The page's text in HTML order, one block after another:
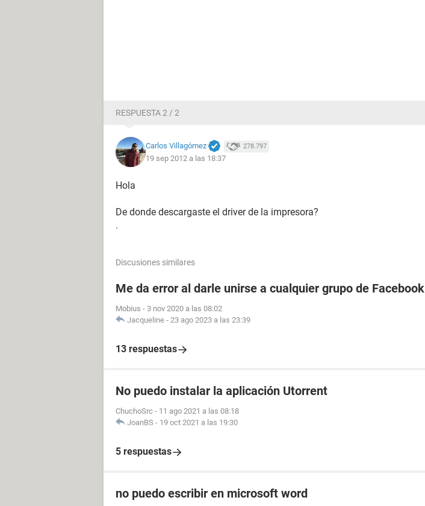
RESPUESTA 2 / 2
Carlos Villagómez 278.797
19 sep 2012 a las 18:37
Hola
De donde descargaste el driver de la impresora?
.
Discusiones similares
Me da error al darle unirse a cualquier grupo de Facebook
Mobius - 3 nov 2020 a las 08:02
Jacqueline - 23 ago 2023 a las 23:39
13 respuestas
No puedo instalar la aplicación Utorrent
ChuchoSrc - 11 ago 2021 a las 08:18
JoanBS - 19 oct 2021 a las 19:30
5 respuestas
no puedo escribir en microsoft word